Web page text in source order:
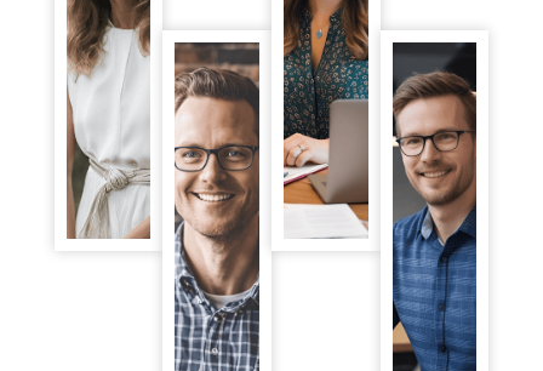
zorgt
ervoor
dat
elk
artikel
informatief
als
inspirerend
is.
Met
journalistieke
achtergrond
STIJN
DE
BOER
Content
Strategist
Stijn
stuurt
de
strategische
richting
van
Lisa
maakt
verhalen
helder
en
aansprekend,
met
een
persoonlijke
benadering.
BART
PETERS
Community
Manager
Bart
is
de
verbindende
factor
tussen